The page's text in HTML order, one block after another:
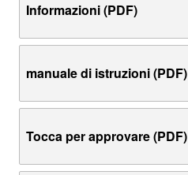
Informazioni (PDF)
manuale di istruzioni (PDF)
Tocca per approvare (PDF)